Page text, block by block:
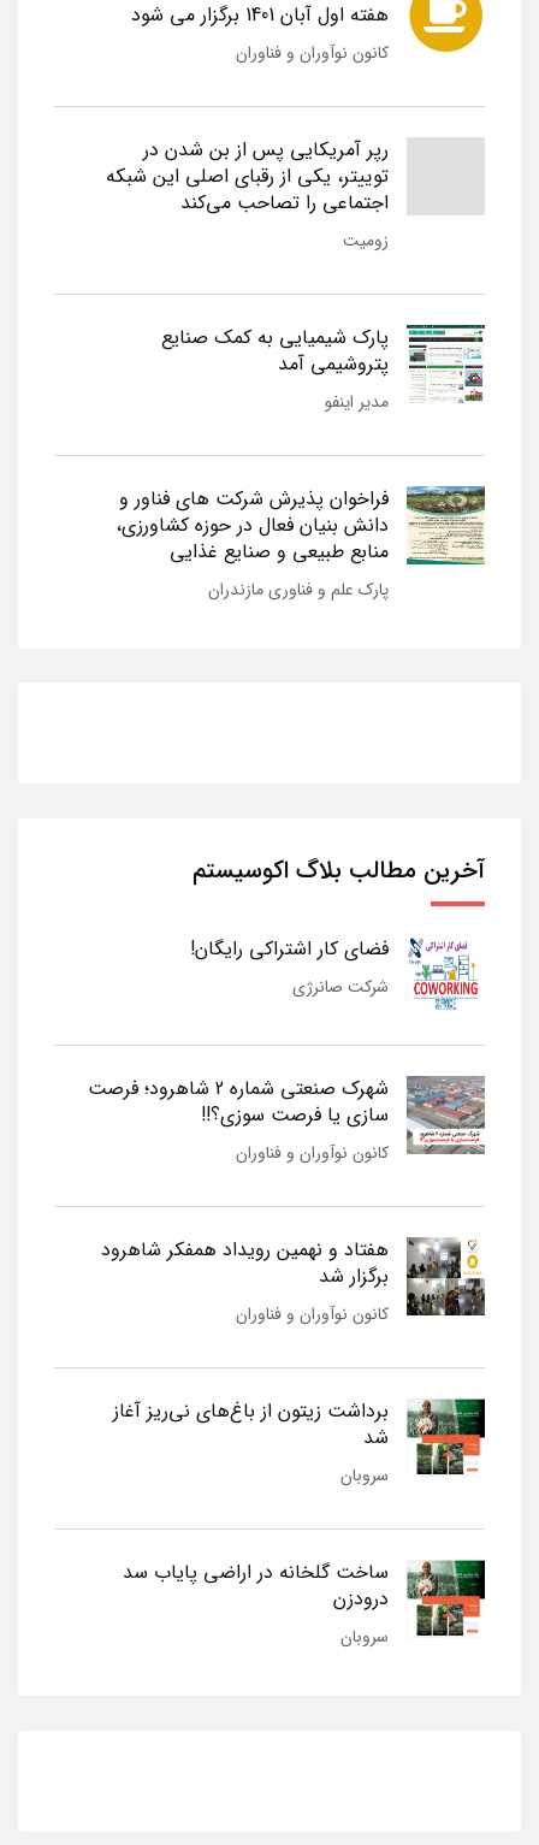
هفته اول آبان 1401 برگزار می شود
کانون نوآوران و فناوران
رپر آمریکایی پس از بن شدن در
توییتر، یکی از رقبای اصلی این شبکه
اجتماعی را تصاحب می‌کند
زومیت
پارک شیمیایی به کمک صنایع
پتروشیمی آمد
مدیر اینفو
فراخوان پذیرش شرکت های فناور و
دانش بنیان فعال در حوزه کشاورزی،
منابع طبیعی و صنایع غذایی
پارک علم و فناوری مازندران
آخرین مطالب بلاگ اکوسیستم
فضای کار اشتراکی رایگان!
شرکت صانرژی
شهرک صنعتی شماره 2 شاهرود؛ فرصت
سازی یا فرصت سوزی؟!!
کانون نوآوران و فناوران
هفتاد و نهمین رویداد همفکر شاهرود
برگزار شد
کانون نوآوران و فناوران
برداشت زیتون از باغ‌های نی‌ریز آغاز
شد
سروبان
ساخت گلخانه در اراضی پایاب سد
درودزن
سروبان